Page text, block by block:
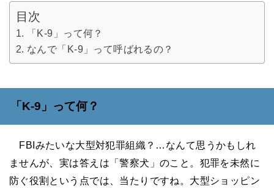
目次
「K-9」って何？
なんで「K-9」って呼ばれるの？
「 K-9 」って何？
FBIみたいな大型対犯罪組織？…なんて思うかもしれ
ませんが、実は答えは「警察犬」のこと。犯罪を未然に
防ぐ役割という点では、当たりですね。大型ショッピン